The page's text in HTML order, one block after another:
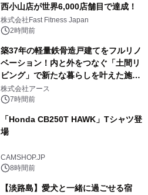
西小山店が世界6,000店舗目で達成！
株式会社Fast Fitness Japan
2時間前
築37年の軽量鉄骨造戸建てをフルリノ
ベーション！内と外をつなぐ「土間リ
ビング」で新たな暮らしを叶えた施工
事例を株式会社アースが公開
株式会社アース
7時間前
「Honda CB250T HAWK」Tシャツ登
場
CAMSHOP.JP
8時間前
【淡路島】愛犬と一緒に過ごせる宿